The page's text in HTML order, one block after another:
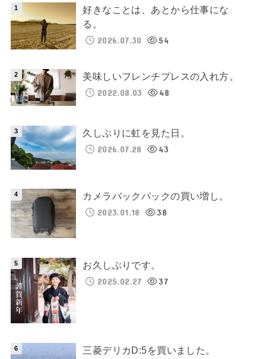
好きなことは、あとから仕事にな
る。
2026.07.30
54
美味しいフレンチプレスの入れ方。
2022.08.03
48
久しぶりに虹を見た日。
2026.07.28
43
カメラバックパックの買い増し。
2023.01.18
38
お久しぶりです。
2025.02.27
37
三菱デリカD:5を買いました。